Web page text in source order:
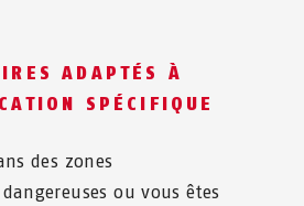
ADAPTÉS À
SPÉCIFIQUE
des zones
ou vous êtes